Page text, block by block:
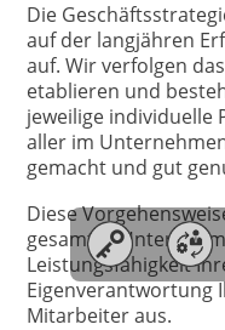
Die
auf der langjähren
auf. Wir verfolgen
etablieren und
jeweilige individuelle
aller im
gemacht und gut
Diese
gesamtes
Leistungsfähigkeit
Eigenverantwortung
Mitarbeiter aus.